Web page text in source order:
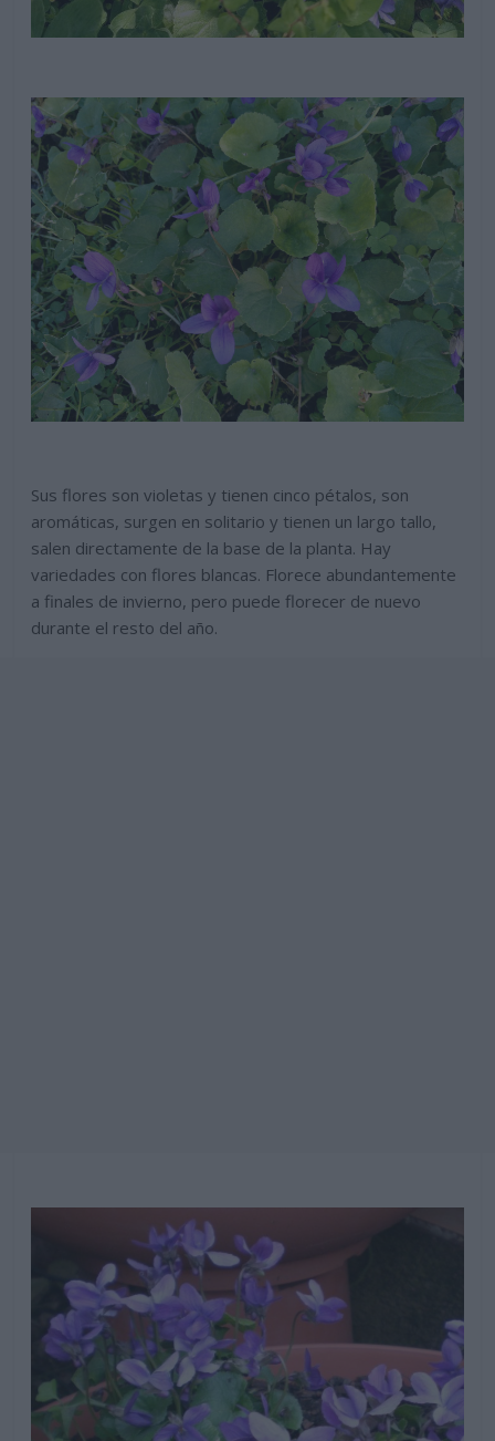
Sus flores son violetas y tienen cinco pétalos, son
aromáticas, surgen en solitario y tienen un largo tallo,
salen directamente de la base de la planta. Hay
variedades con flores blancas. Florece abundantemente
a finales de invierno, pero puede florecer de nuevo
durante el resto del año.